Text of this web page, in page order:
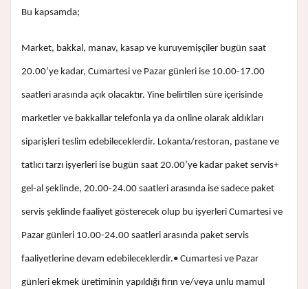
Bu kapsamda;
Market, bakkal, manav, kasap ve kuruyemişçiler bugün saat
20.00’ye kadar, Cumartesi ve Pazar günleri ise 10.00-17.00
saatleri arasında açık olacaktır. Yine belirtilen süre içerisinde
marketler ve bakkallar telefonla ya da online olarak aldıkları
siparişleri teslim edebileceklerdir. Lokanta/restoran, pastane ve
tatlıcı tarzı işyerleri ise bugün saat 20.00’ye kadar paket servis+
gel-al şeklinde, 20.00-24.00 saatleri arasında ise sadece paket
servis şeklinde faaliyet gösterecek olup bu işyerleri Cumartesi ve
Pazar günleri 10.00-24.00 saatleri arasında paket servis
faaliyetlerine devam edebileceklerdir.• Cumartesi ve Pazar
günleri ekmek üretiminin yapıldığı fırın ve/veya unlu mamul